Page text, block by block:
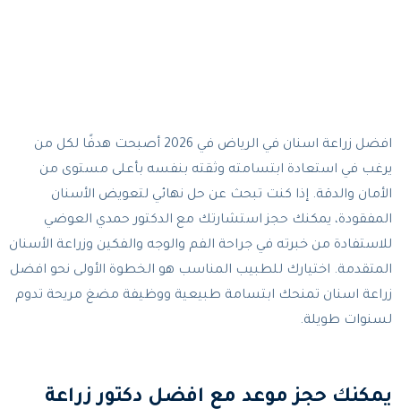
افضل زراعة اسنان في الرياض في 2026 أصبحت هدفًا لكل من
يرغب في استعادة ابتسامته وثقته بنفسه بأعلى مستوى من
الأمان والدقة. إذا كنت تبحث عن حل نهائي لتعويض الأسنان
المفقودة، يمكنك حجز استشارتك مع الدكتور حمدي العوضي
للاستفادة من خبرته في جراحة الفم والوجه والفكين وزراعة الأسنان
المتقدمة. اختيارك للطبيب المناسب هو الخطوة الأولى نحو افضل
زراعة اسنان تمنحك ابتسامة طبيعية ووظيفة مضغ مريحة تدوم
لسنوات طويلة.
يمكنك حجز موعد مع افضل دكتور زراعة